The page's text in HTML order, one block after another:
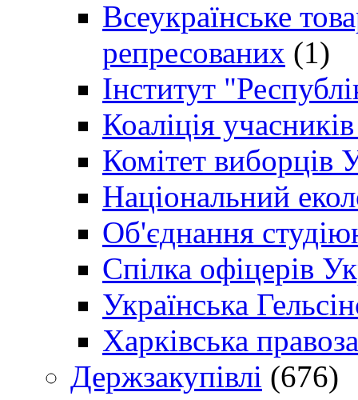
Всеукраїнське
репресованих (1)
Інститут
Коаліція
Комітет виборців
Національний
Об'єднання
Спілка офіцерів
Українська
Харківська
Держзакупівлі (676)